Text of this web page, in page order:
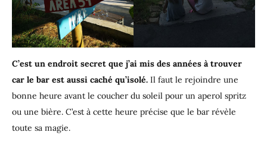
C’est un endroit secret que j’ai mis des années à trouver
car le bar est aussi caché qu’isolé. Il faut le rejoindre une
bonne heure avant le coucher du soleil pour un aperol spritz
ou une bière. C’est à cette heure précise que le bar révèle
toute sa magie.